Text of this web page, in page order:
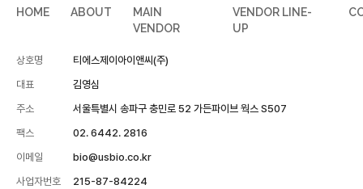
HOME ABOUT
MAIN
VENDOR
VENDOR LINE-
UP
상호명
티에스제이아이앤씨(주)
대표
김영심
주소
서울특별시 송파구 충민로 52 가든파이브 웍스 S507
팩스
02. 6442. 2816
이메일
bio@usbio.co.kr
사업자번호
215-87-84224